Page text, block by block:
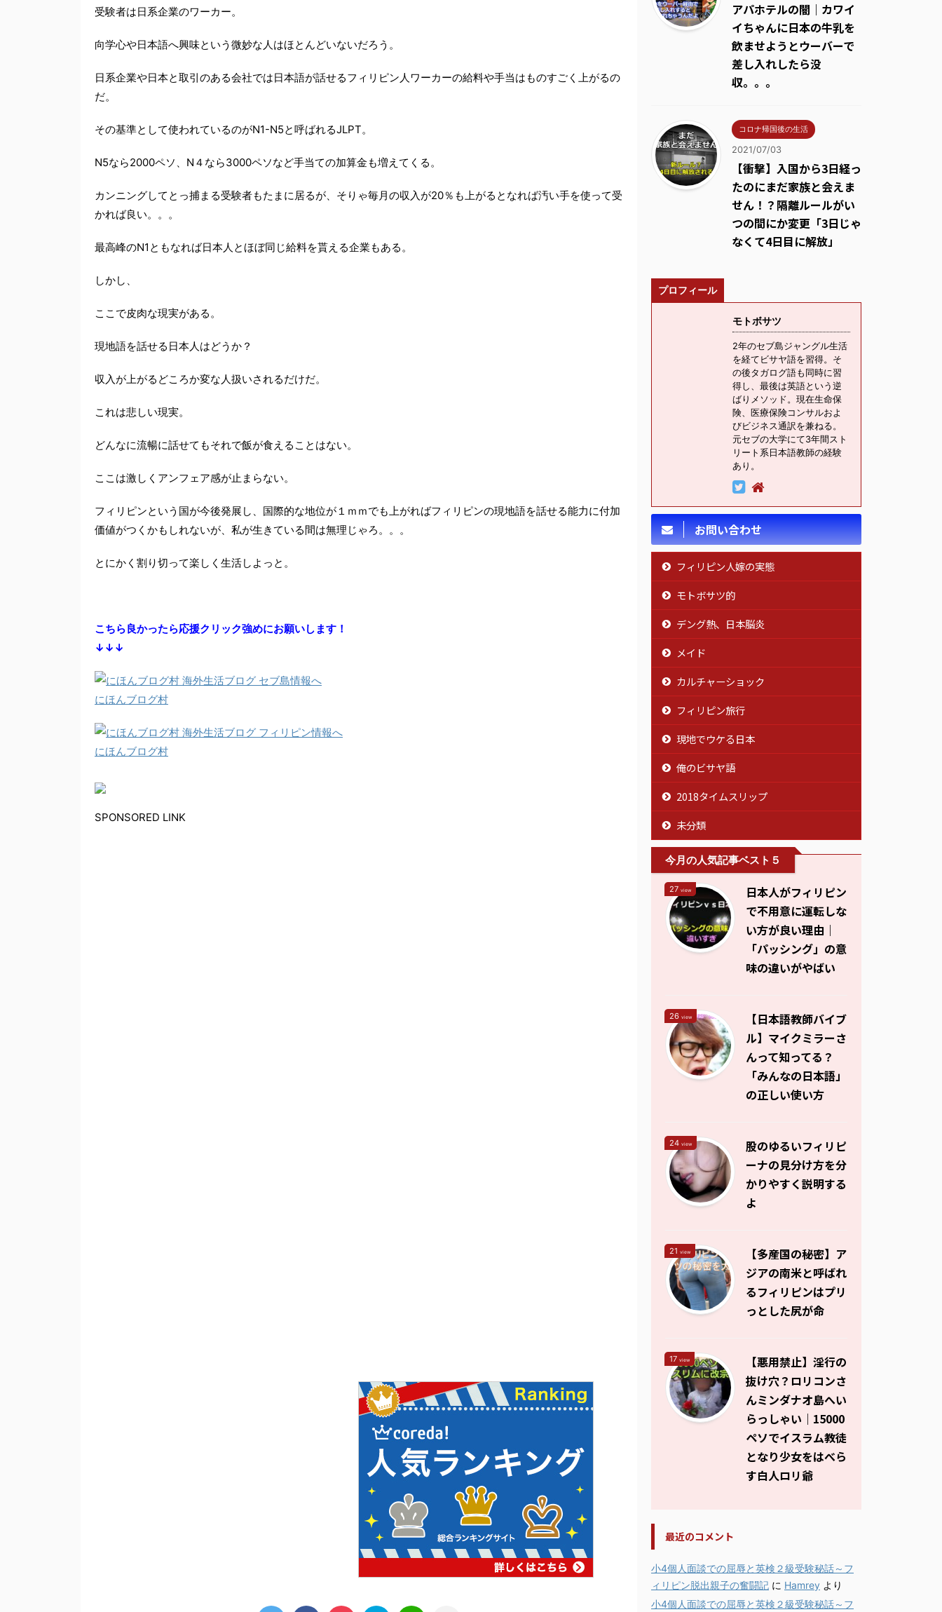
受験者は日系企業のワーカー。
向学心や日本語へ興味という微妙な人はほとんどいないだろう。
日系企業や日本と取引のある会社では日本語が話せるフィリピン人ワーカーの給料や手当はものすごく上がるの
だ。
その基準として使われているのがN1-N5と呼ばれるJLPT。
N5なら2000ペソ、N４なら3000ペソなど手当ての加算金も増えてくる。
カンニングしてとっ捕まる受験者もたまに居るが、そりゃ毎月の収入が20％も上がるとなれば汚い手を使って受
かれば良い。。。
最高峰のN1ともなれば日本人とほぼ同じ給料を貰える企業もある。
しかし、
ここで皮肉な現実がある。
現地語を話せる日本人はどうか？
収入が上がるどころか変な人扱いされるだけだ。
これは悲しい現実。
どんなに流暢に話せてもそれで飯が食えることはない。
ここは激しくアンフェア感が止まらない。
フィリピンという国が今後発展し、国際的な地位が１ｍｍでも上がればフィリピンの現地語を話せる能力に付加
価値がつくかもしれないが、私が生きている間は無理じゃろ。。。
とにかく割り切って楽しく生活しよっと。
こちら良かったら応援クリック強めにお願いします！
↓↓↓
にほんブログ村
にほんブログ村
SPONSORED LINK
アパホテルの闇｜カワイ
イちゃんに日本の牛乳を
飲ませようとウーバーで
差し入れしたら没
収。。。
コロナ帰国後の生活
2021/07/03
【衝撃】入国から3日経っ
たのにまだ家族と会えま
せん！？隔離ルールがい
つの間にか変更「3日じゃ
なくて4日目に解放」
プロフィール
モトボサツ
2年のセブ島ジャングル生活
を経てビサヤ語を習得。そ
の後タガログ語も同時に習
得し、最後は英語という逆
ばりメソッド。現在生命保
険、医療保険コンサルおよ
びビジネス通訳を兼ねる。
元セブの大学にて3年間スト
リート系日本語教師の経験
あり。
お問い合わせ
フィリピン人嫁の実態
モトボサツ的
デング熱、日本脳炎
メイド
カルチャーショック
フィリピン旅行
現地でウケる日本
俺のビサヤ語
2018タイムスリップ
未分類
今月の人気記事ベスト５
27 view
日本人がフィリピン
で不用意に運転しな
い方が良い理由｜
「パッシング」の意
味の違いがやばい
26 view
【日本語教師バイブ
ル】マイクミラーさ
んって知ってる？
「みんなの日本語」
の正しい使い方
24 view
股のゆるいフィリピ
ーナの見分け方を分
かりやすく説明する
よ
21 view
【多産国の秘密】ア
ジアの南米と呼ばれ
るフィリピンはプリ
っとした尻が命
17 view
【悪用禁止】淫行の
抜け穴？ロリコンさ
んミンダナオ島へい
らっしゃい｜15000
ペソでイスラム教徒
となり少女をはべら
す白人ロリ爺
最近のコメント
小4個人面談での屈辱と英検２級受験秘話～フ
ィリピン脱出親子の奮闘記 に Hamrey より
小4個人面談での屈辱と英検２級受験秘話～フ